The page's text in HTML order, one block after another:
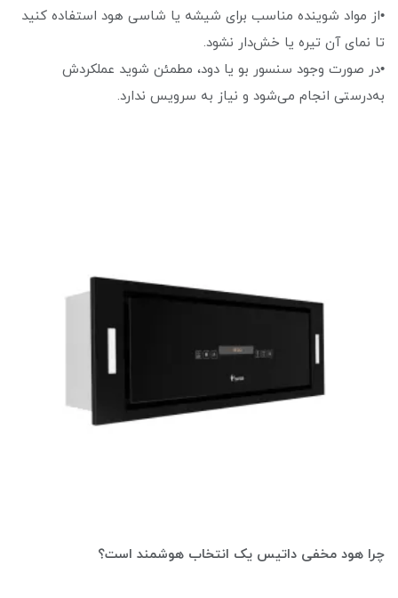
•از مواد شوینده مناسب برای شیشه یا شاسی هود استفاده کنید
تا نمای آن تیره یا خش‌دار نشود.
•در صورت وجود سنسور بو یا دود، مطمئن شوید عملکردش
به‌درستی انجام می‌شود و نیاز به سرویس ندارد.
چرا هود مخفی داتیس یک انتخاب هوشمند است؟